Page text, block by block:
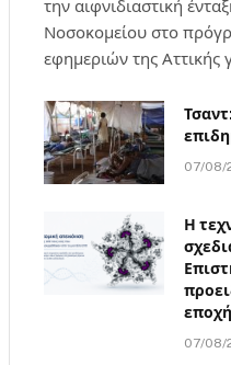
την αιφνιδιαστική
Νοσοκομείου στο
εφημεριών της Αττικής
07/08/
Η
07/08/